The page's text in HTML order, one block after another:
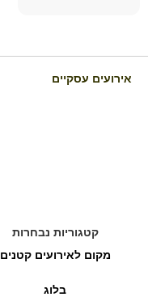
אירועים עסקיים
קטגוריות נבחרות
מקום לאירועים קטנים
בלוג